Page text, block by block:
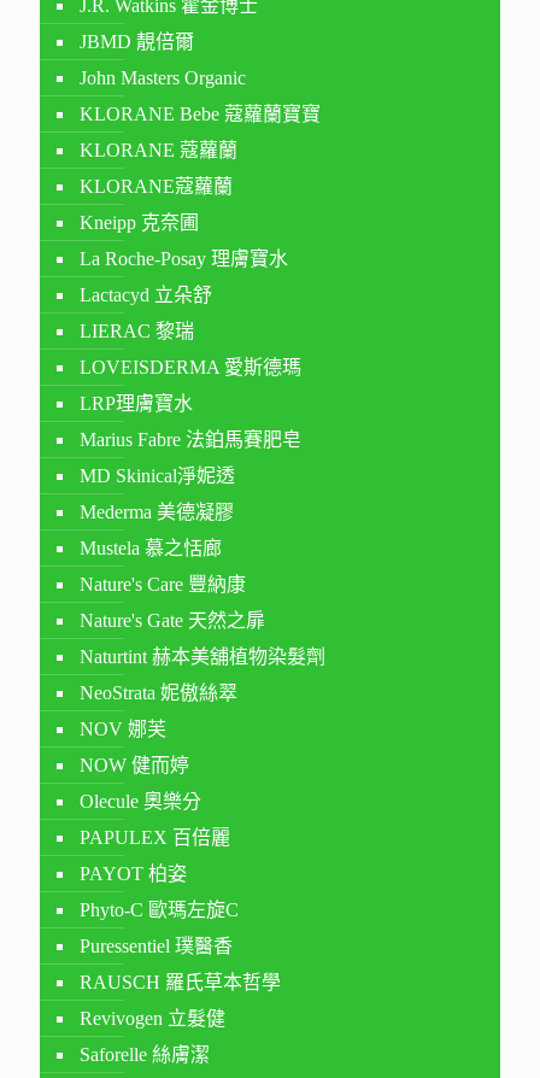
J.R. Watkins 霍金博士
JBMD 靚倍爾
John Masters Organic
KLORANE Bebe 蔻蘿蘭寶寶
KLORANE 蔻蘿蘭
KLORANE蔻蘿蘭
Kneipp 克奈圃
La Roche-Posay 理膚寶水
Lactacyd 立朵舒
LIERAC 黎瑞
LOVEISDERMA 愛斯德瑪
LRP理膚寶水
Marius Fabre 法鉑馬賽肥皂
MD Skinical淨妮透
Mederma 美德凝膠
Mustela 慕之恬廊
Nature's Care 豐納康
Nature's Gate 天然之扉
Naturtint 赫本美舖植物染髮劑
NeoStrata 妮傲絲翠
NOV 娜芙
NOW 健而婷
Olecule 奧樂分
PAPULEX 百倍麗
PAYOT 柏姿
Phyto-C 歐瑪左旋C
Puressentiel 璞醫香
RAUSCH 羅氏草本哲學
Revivogen 立髮健
Saforelle 絲膚潔